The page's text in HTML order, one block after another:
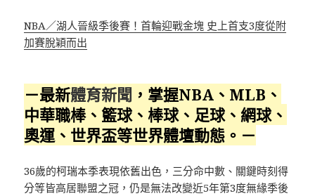
NBA／湖人晉級季後賽！首輪迎戰金塊 史上首支3度從附
加賽脫穎而出
－最新體育新聞 ，掌握NBA、MLB、
中華職棒、籃球、棒球、足球、網球、
奧運、世界盃等世界體壇動態。－
36歲的柯瑞本季表現依舊出色，三分命中數、關鍵時刻得
分等皆高居聯盟之冠，仍是無法改變近5年第3度無緣季後